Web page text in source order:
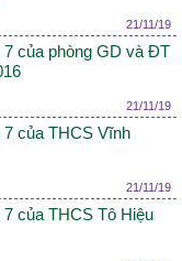
21/11/19
của phòng GD và ĐT
21/11/19
của THCS Vĩnh
21/11/19
của THCS Tô Hiệu